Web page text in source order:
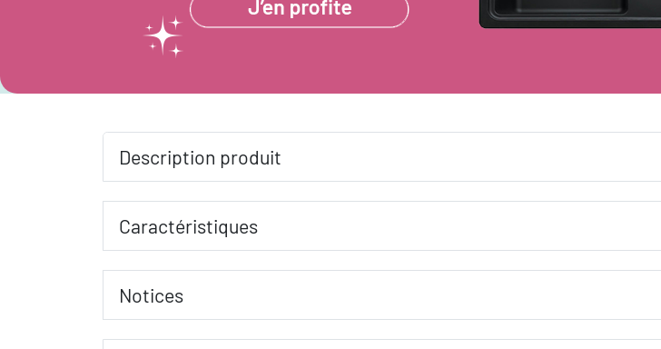
Description produit
Caractéristiques
Notices